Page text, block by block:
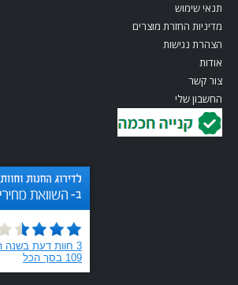
תנאי שימוש
מדיניות החזרת מוצרים
הצהרת נגישות
אודות
צור קשר
החשבון שלי